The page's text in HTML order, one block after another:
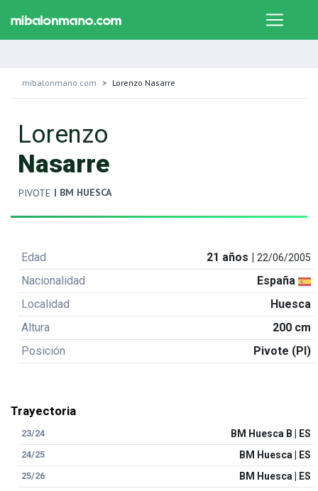
mibalonmano.com Lorenzo Nasarre
Lorenzo
Nasarre
PIVOTE | BM HUESCA
Edad 21 años |22/06/2005
Nacionalidad
España
Localidad
Huesca
Altura
200 cm
Posición
Pivote (PI)
Trayectoria
23/24 BM Huesca B | ES
24/25 BM Huesca | ES
25/26 BM Huesca | ES